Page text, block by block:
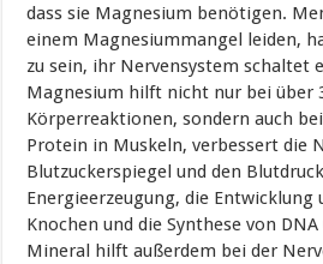
dass sie Magnesium benötigen.
einem Magnesiummangel leiden,
zu sein, ihr Nervensystem schaltet
Magnesium hilft nicht nur bei über
Körperreaktionen, sondern auch
Protein in Muskeln, verbessert die
Blutzuckerspiegel und den
Energieerzeugung, die Entwicklung
Knochen und die Synthese von
Mineral hilft außerdem bei der